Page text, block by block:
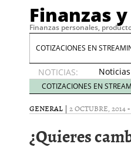
Finanzas
Finanzas personales,
COTIZACIONES EN
NOTICIAS:
Noticias
de XRP
por qué
las
whales
COTIZACIONES EN
GENERAL | 2 OCTUBRE, 2014-
¿Quieres